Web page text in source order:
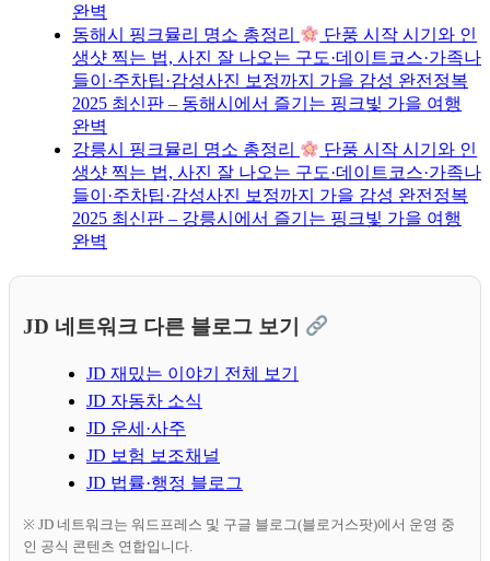
완벽
동해시 핑크뮬리 명소 총정리
단풍 시작 시기와 인
생샷 찍는 법, 사진 잘 나오는 구도·데이트코스·가족나
들이·주차팁·감성사진 보정까지 가을 감성 완전정복
2025 최신판 – 동해시에서 즐기는 핑크빛 가을 여행
완벽
강릉시 핑크뮬리 명소 총정리
단풍 시작 시기와 인
생샷 찍는 법, 사진 잘 나오는 구도·데이트코스·가족나
들이·주차팁·감성사진 보정까지 가을 감성 완전정복
2025 최신판 – 강릉시에서 즐기는 핑크빛 가을 여행
완벽
JD 네트워크 다른 블로그 보기
JD 재밌는 이야기 전체 보기
JD 자동차 소식
JD 운세·사주
JD 보험 보조채널
JD 법률·행정 블로그
※ JD 네트워크는 워드프레스 및 구글 블로그(블로거스팟)에서 운영 중
인 공식 콘텐츠 연합입니다.